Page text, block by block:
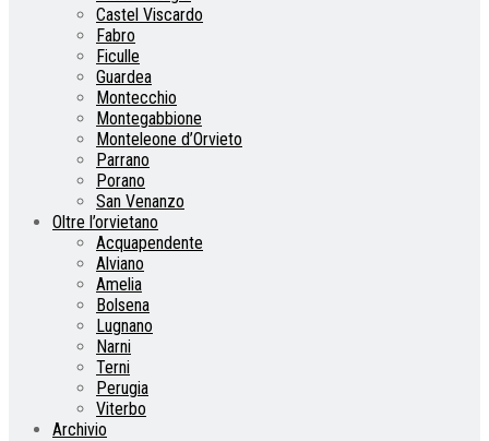
Castel Viscardo
Fabro
Ficulle
Guardea
Montecchio
Montegabbione
Monteleone d’Orvieto
Parrano
Porano
San Venanzo
Oltre l’orvietano
Acquapendente
Alviano
Amelia
Bolsena
Lugnano
Narni
Terni
Perugia
Viterbo
Archivio